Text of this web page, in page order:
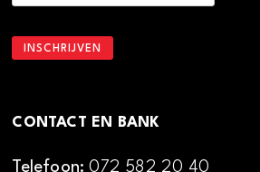
CONTACT EN BANK
Telefoon:072 582 20 40